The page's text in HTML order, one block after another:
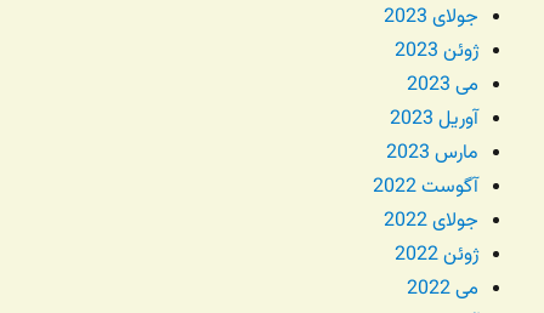
جولای 2023
ژوئن 2023
می 2023
آوریل 2023
مارس 2023
آگوست 2022
جولای 2022
ژوئن 2022
می 2022